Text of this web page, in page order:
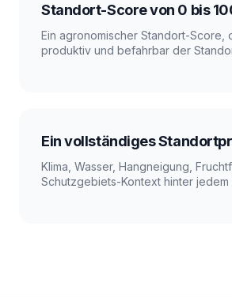
Standort-Score von 0 bis
Ein agronomischer Standort-Score,
produktiv und befahrbar der
Ein vollständiges
Klima, Wasser, Hangneigung,
Schutzgebiets-Kontext hinter jedem